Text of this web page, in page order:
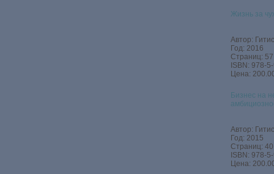
Жизнь за
Автор:
Год: 2016
Страниц: 57
ISBN: 978-
Цена:
Бизнес на
Автор:
Год: 2015
Страниц: 40
ISBN: 978-
Цена: